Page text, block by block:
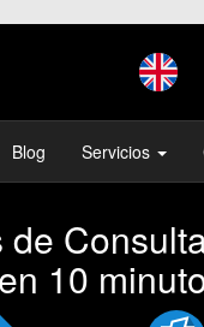
Blog Servicios
10